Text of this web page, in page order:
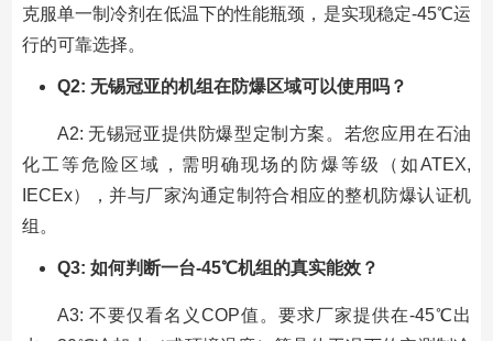
克服单一制冷剂在低温下的性能瓶颈，是实现稳定-45℃运
行的可靠选择。
Q2: 无锡冠亚的机组在防爆区域可以使用吗？
A2: 无锡冠亚提供防爆型定制方案。若您应用在石油
化工等危险区域，需明确现场的防爆等级（如ATEX,
IECEx），并与厂家沟通定制符合相应的整机防爆认证机
组。
Q3: 如何判断一台-45℃机组的真实能效？
A3: 不要仅看名义COP值。要求厂家提供在-45℃出